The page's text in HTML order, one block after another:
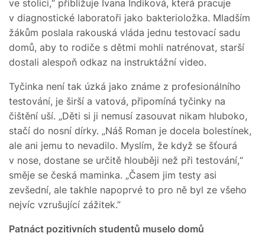
ve stolici,“ přibližuje Ivana Indiková, která pracuje
v diagnostické laboratoři jako bakterioložka. Mladším
žákům poslala rakouská vláda jednu testovací sadu
domů, aby to rodiče s dětmi mohli natrénovat, starší
dostali alespoň odkaz na instruktážní video.
Tyčinka není tak úzká jako známe z profesionálního
testování, je širší a vatová, připomíná tyčinky na
čištění uší. „Děti si ji nemusí zasouvat nikam hluboko,
stačí do nosní dírky. „Náš Roman je docela bolestínek,
ale ani jemu to nevadilo. Myslím, že když se šťourá
v nose, dostane se určitě hlouběji než při testování,“
směje se česká maminka. „Časem jim testy asi
zevšední, ale takhle napoprvé to pro ně byl ze všeho
nejvíc vzrušující zážitek.”
Patnáct pozitivních studentů muselo domů